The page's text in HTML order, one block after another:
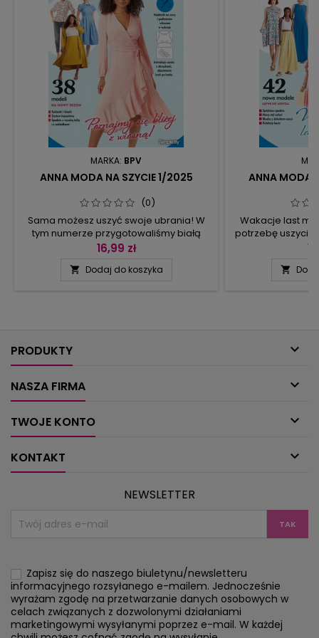
MARKA: BPV
ANNA MODA NA SZYCIE 1/2025
(0)
Sama możesz uszyć swoje ubrania! W
tym numerze przygotowaliśmy białą
koszulową bluzkę, długą, z kieszonką i
kimonowymi rękawkami, romantyczną
16,99 zł
 Dodaj do koszyka
ANNA MODA
Wakacje last
potrzebę
ostatni
z odkrytymi

PRODUKTY 
NASZA FIRMA 
TWOJE KONTO 
KONTAKT 
NEWSLETTER
Zapisz się do naszego biuletynu/newsletteru
informacyjnego rozsyłanego e-mailem. Jednocześnie
wyrażam zgodę na przetwarzanie danych osobowych w
celach związanych z dozwolonymi działaniami
marketingowymi wysyłanymi poprzez e-mail. W każdej